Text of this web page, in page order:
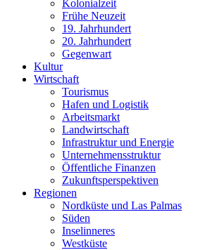
Kolonialzeit
Frühe Neuzeit
19. Jahrhundert
20. Jahrhundert
Gegenwart
Kultur
Wirtschaft
Tourismus
Hafen und Logistik
Arbeitsmarkt
Landwirtschaft
Infrastruktur und Energie
Unternehmensstruktur
Öffentliche Finanzen
Zukunftsperspektiven
Regionen
Nordküste und Las Palmas
Süden
Inselinneres
Westküste